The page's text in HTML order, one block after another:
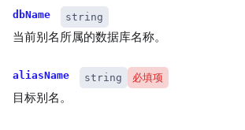
dbName string
当前别名所属的数据库名称。
aliasName string 必填项
目标别名。